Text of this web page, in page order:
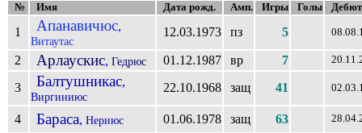
№ Имя Дата рожд. Амп. Игры Голы Дебют
1 Апанавичюс,
Витаутас
12.03.1973 пз 5
2 Арлаускис, Гедрюс 01.12.1987 вр 7
3 Балтушникас,
Виргиниюс
22.10.1968 защ 41
4 Бараса, Нериюс 01.06.1978 защ 63